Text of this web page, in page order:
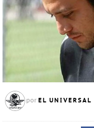
por EL UNIVERSAL